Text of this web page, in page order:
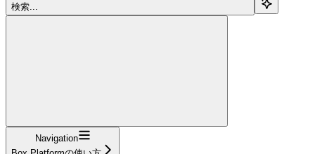
検索...
Navigation